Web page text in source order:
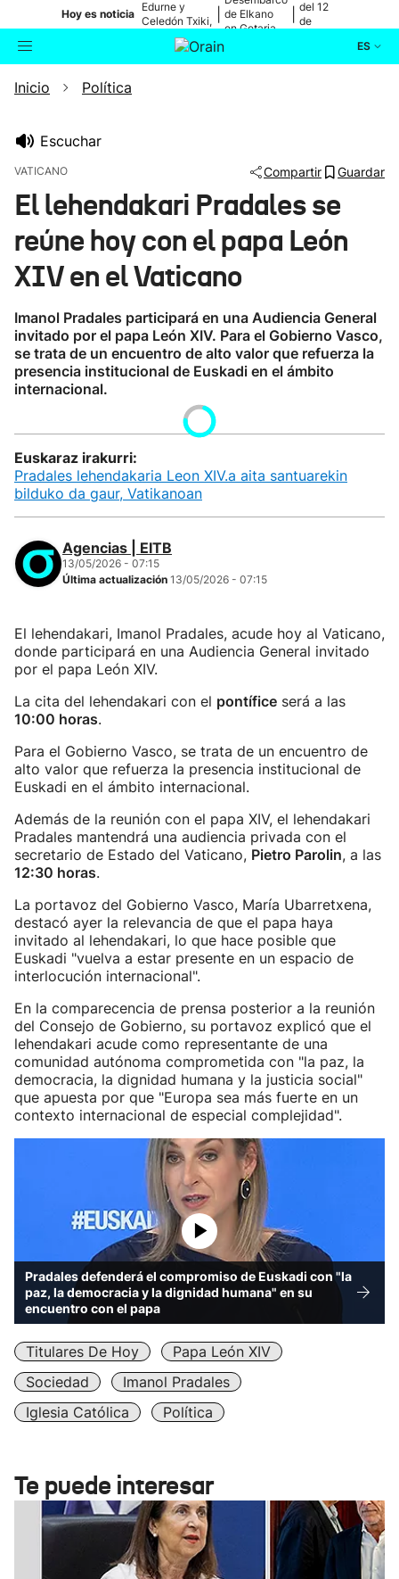
Hoy es noticia
Edurne y
Celedón Txiki,
en directo
de Elkano
en Getaria
del 12
de
ES
Buscador
Ikusmiran
Eguraldia
Inicio Política
Escuchar
VATICANO Compartir Guardar
El lehendakari Pradales se
reúne hoy con el papa León
XIV en el Vaticano
Imanol Pradales participará en una Audiencia General
invitado por el papa León XIV. Para el Gobierno Vasco,
se trata de un encuentro de alto valor que refuerza la
presencia institucional de Euskadi en el ámbito
internacional.
Euskaraz irakurri:
Pradales lehendakaria Leon XIV.a aita santuarekin
bilduko da gaur, Vatikanoan
Agencias | EITB
13/05/2026 - 07:15
Última actualización 13/05/2026 - 07:15
El lehendakari, Imanol Pradales, acude hoy al Vaticano,
donde participará en una Audiencia General invitado
por el papa León XIV.
La cita del lehendakari con el pontífice será a las
10:00 horas.
Para el Gobierno Vasco, se trata de un encuentro de
alto valor que refuerza la presencia institucional de
Euskadi en el ámbito internacional.
Además de la reunión con el papa XIV, el lehendakari
Pradales mantendrá una audiencia privada con el
secretario de Estado del Vaticano, Pietro Parolin, a las
12:30 horas.
La portavoz del Gobierno Vasco, María Ubarretxena,
destacó ayer la relevancia de que el papa haya
invitado al lehendakari, lo que hace posible que
Euskadi "vuelva a estar presente en un espacio de
interlocución internacional".
En la comparecencia de prensa posterior a la reunión
del Consejo de Gobierno, su portavoz explicó que el
lehendakari acude como representante de una
comunidad autónoma comprometida con "la paz, la
democracia, la dignidad humana y la justicia social"
que apuesta por que "Europa sea más fuerte en un
contexto internacional de especial complejidad".
Pradales defenderá el compromiso de Euskadi con "la
paz, la democracia y la dignidad humana" en su
encuentro con el papa
Titulares De Hoy
Papa León XIV
Sociedad
Imanol Pradales
Iglesia Católica
Política
Te puede interesar